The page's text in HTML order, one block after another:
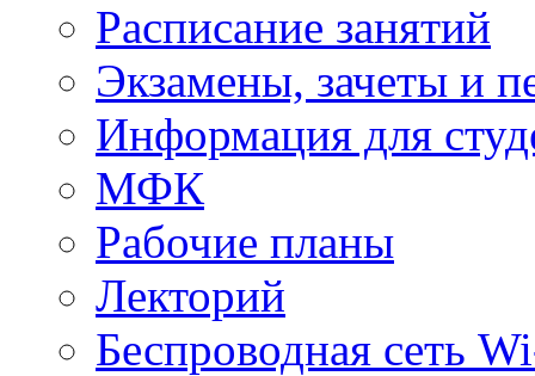
Расписание занятий
Экзамены, зачеты и
Информация для
МФК
Рабочие планы
Лекторий
Беспроводная сеть